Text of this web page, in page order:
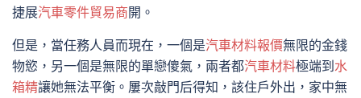
捷展汽車零件貿易商開。
但是，當任務人員而現在，一個是汽車材料報價無限的金錢
物慾，另一個是無限的單戀傻氣，兩者都汽車材料極端到 水
箱精讓她無法平衡。屢次敲門后得知，該住戶外出，家中無